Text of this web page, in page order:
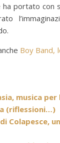
portato con
Boy Band,
musica per
(riflessioni…)
Colapesce,